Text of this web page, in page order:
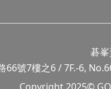
碁
66號7樓之6 / 7F.-6,